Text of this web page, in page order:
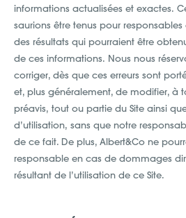
informations actualisées et exactes.
saurions être tenus pour responsables
des résultats qui pourraient être
de ces informations. Nous nous
corriger, dès que ces erreurs sont
et, plus généralement, de modifier, à
préavis, tout ou partie du Site ainsi
d’utilisation, sans que notre
de ce fait. De plus, Albert&Co ne
responsable en cas de dommages
résultant de l’utilisation de ce Site.